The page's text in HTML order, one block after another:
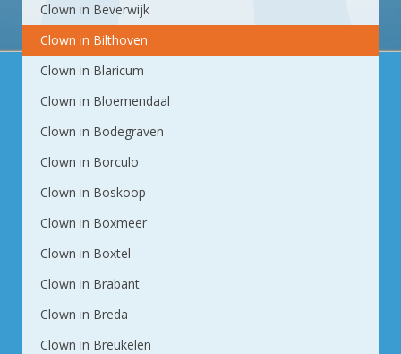
Clown in Beverwijk
Clown in Bilthoven
Clown in Blaricum
Clown in Bloemendaal
Clown in Bodegraven
Clown in Borculo
Clown in Boskoop
Clown in Boxmeer
Clown in Boxtel
Clown in Brabant
Clown in Breda
Clown in Breukelen